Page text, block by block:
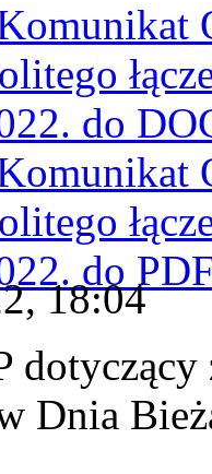
do
do
18:04
dotyczący
Dnia